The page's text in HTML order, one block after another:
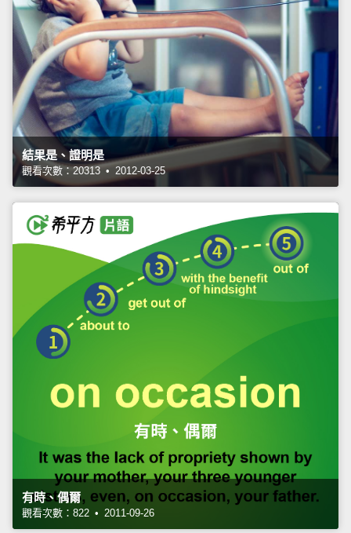
結果是、證明是
觀看次數：20313 • 2012-03-25
有時、偶爾
觀看次數：822 • 2011-09-26